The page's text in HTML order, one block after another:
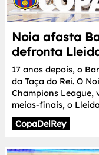
Noia afasta
defronta
17 anos depois, o
da Taça do Rei. O
Champions
meias-finais, o
CopaDelRey